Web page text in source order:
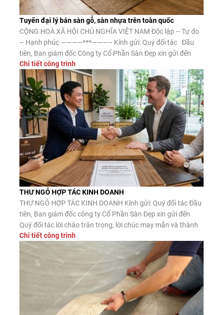
Tuyển đại lý bán sàn gỗ, sàn nhựa trên toàn quốc
CỘNG HOÀ XÃ HỘI CHỦ NGHĨA VIỆT NAM Độc lập – Tự do
– Hạnh phúc ————***———– Kính gửi: Quý đối tác Đầu
tiên, Ban giám đốc Công ty Cổ Phần Sàn Đẹp xin gửi đến
Quý đối tác lời chào trân trọng, lời chúc may mắn và thành
công. Công ty CP Sàn […]
Chi tiết công trình
THƯ NGỎ HỢP TÁC KINH DOANH
THƯ NGỎ HỢP TÁC KINH DOANH Kính gửi: Quý đối tác Đầu
tiên, Ban giám đốc công ty Cổ Phần Sàn Đẹp xin gửi đến
Quý đối tác lời chào trân trọng, lời chúc may mắn và thành
công. Công ty CP Sàn Đẹp là đơn vị nhập khẩu, phân phối
sàn gỗ công nghiệp, […]
Chi tiết công trình